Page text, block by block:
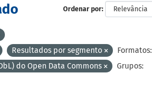
Ordenar por
Resultados por segmento Formatos:
do Open Data Commons
Grupos: